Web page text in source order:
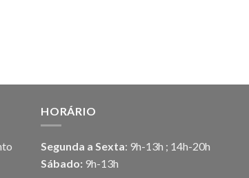
HORÁRIO
Segunda a Sexta: 9h-13h ; 14h-20h
Sábado: 9h-13h